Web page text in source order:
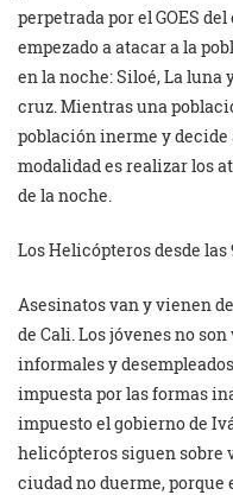
perpetrada por el GOES
empezado a atacar a la
en la noche: Siloé, La luna
cruz. Mientras una
población inerme y
modalidad es realizar los
de la noche.
Los Helicópteros desde
Asesinatos van y vienen
de Cali. Los jóvenes no
informales y
impuesta por las formas
impuesto el gobierno de
helicópteros siguen sobre
ciudad no duerme,